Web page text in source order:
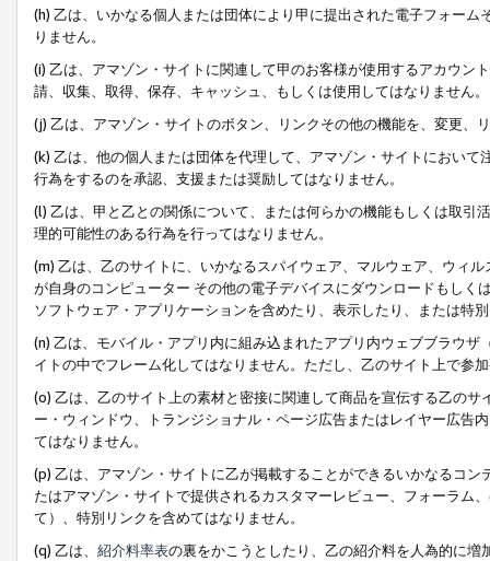
(h) 乙は、いかなる個人または団体により甲に提出された電子フォー
りません。
(i) 乙は、アマゾン・サイトに関連して甲のお客様が使用するアカウン
請、収集、取得、保存、キャッシュ、もしくは使用してはなりません。
(j) 乙は、アマゾン・サイトのボタン、リンクその他の機能を、変更、
(k) 乙は、他の個人または団体を代理して、アマゾン・サイトにおい
行為をするのを承認、支援または奨励してはなりません。
(l) 乙は、甲と乙との関係について、または何らかの機能もしくは取
理的可能性のある行為を行ってはなりません。
(m) 乙は、乙のサイトに、いかなるスパイウェア、マルウェア、ウィ
が自身のコンピューター その他の電子デバイスにダウンロードもし
ソフトウェア・アプリケーションを含めたり、表示したり、または特
(n) 乙は、モバイル・アプリ内に組み込まれたアプリ内ウェブブラウ
イトの中でフレーム化してはなりません。ただし、乙のサイト上で参
(o) 乙は、乙のサイト上の素材と密接に関連して商品を宣伝する乙の
ー・ウィンドウ、トランジショナル・ページ広告またはレイヤー広告
てはなりません。
(p) 乙は、アマゾン・サイトに乙が掲載することができるいかなるコ
たはアマゾン・サイトで提供されるカスタマーレビュー、フォーラム
て）、特別リンクを含めてはなりません。
(q) 乙は、 紹介料率表の裏をかこうとしたり、乙の紹介料を人為的に